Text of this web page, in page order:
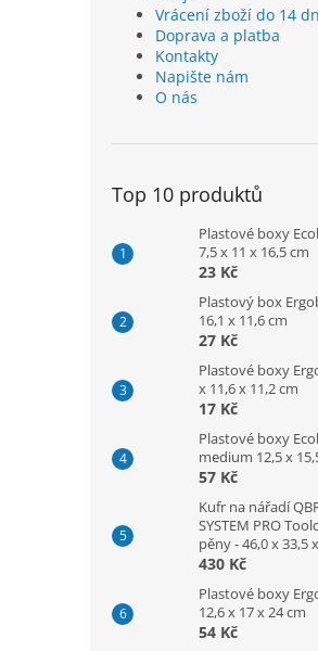
Vrácení zboží do 14
Doprava a platba
Kontakty
Napište nám
O nás
Top 10 produktů
Plastové boxy
7,5 x 11 x 16,5 cm
23 Kč
Plastový box
16,1 x 11,6 cm
27 Kč
Plastové boxy
x 11,6 x 11,2 cm
17 Kč
Plastové boxy
medium 12,5 x
57 Kč
Kufr na nářadí
SYSTEM PRO
pěny - 46,0 x 33,5
430 Kč
Plastové boxy
12,6 x 17 x 24 cm
54 Kč